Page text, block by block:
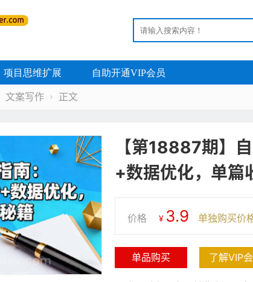
项目思维扩展 自助开通VIP会员
文案写作  正文
【第18887期】
+数据优化，单
价格 ¥ 3.9 单独购买价
单品购买 了解VIP